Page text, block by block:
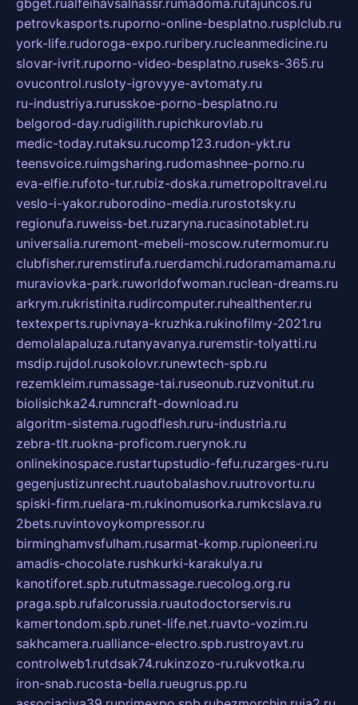
gbget.rualfeihavsalnassr.rumadoma.rutajuncos.ru
petrovkasports.ruporno-online-besplatno.rusplclub.ru
york-life.rudoroga-expo.ruribery.rucleanmedicine.ru
slovar-ivrit.ruporno-video-besplatno.ruseks-365.ru
ovucontrol.rusloty-igrovyye-avtomaty.ru
ru-industriya.rurusskoe-porno-besplatno.ru
belgorod-day.rudigilith.rupichkurovlab.ru
medic-today.rutaksu.rucomp123.rudon-ykt.ru
teensvoice.ruimgsharing.rudomashnee-porno.ru
eva-elfie.rufoto-tur.rubiz-doska.rumetropoltravel.ru
veslo-i-yakor.ruborodino-media.rurostotsky.ru
regionufa.ruweiss-bet.ruzaryna.rucasinotablet.ru
universalia.ruremont-mebeli-moscow.rutermomur.ru
clubfisher.ruremstirufa.ruerdamchi.rudoramamama.ru
muraviovka-park.ruworldofwoman.ruclean-dreams.ru
arkrym.rukristinita.rudircomputer.ruhealthenter.ru
textexperts.rupivnaya-kruzhka.rukinofilmy-2021.ru
demolalapaluza.rutanyavanya.ruremstir-tolyatti.ru
msdip.rujdol.rusokolovr.runewtech-spb.ru
rezemkleim.rumassage-tai.ruseonub.ruzvonitut.ru
biolisichka24.rumncraft-download.ru
algoritm-sistema.rugodflesh.ruru-industria.ru
zebra-tlt.ruokna-proficom.ruerynok.ru
onlinekinospace.rustartupstudio-fefu.ruzarges-ru.ru
gegenjustizunrecht.ruautobalashov.ruutrovortu.ru
spiski-firm.ruelara-m.rukinomusorka.rumkcslava.ru
2bets.ruvintovoykompressor.ru
birminghamvsfulham.rusarmat-komp.rupioneeri.ru
amadis-chocolate.rushkurki-karakulya.ru
kanotiforet.spb.rututmassage.ruecolog.org.ru
praga.spb.rufalcorussia.ruautodoctorservis.ru
kamertondom.spb.runet-life.net.ruavto-vozim.ru
sakhcamera.rualliance-electro.spb.rustroyavt.ru
controlweb1.rutdsak74.rukinzozo-ru.rukvotka.ru
iron-snab.rucosta-bella.rueugrus.pp.ru